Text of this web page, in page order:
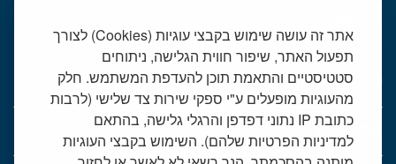
אתר זה עושה שימוש בקבצי עוגיות (Cookies) לצורך
תפעול האתר, שיפור חווית הגלישה, ניתוחים
סטטיסטיים והתאמת תוכן להעדפת המשתמש. חלק
מהעוגיות מופעלים ע"י ספקי שירות צד שלישי (לרבות
כתובת IP נתוני דפדפן והרגלי גלישה, בהתאם
למדיניות הפרטיות שלהם). השימוש בקבצי העוגיות
יחידות רפואיות
אודות המרכז הרפואי שמיר